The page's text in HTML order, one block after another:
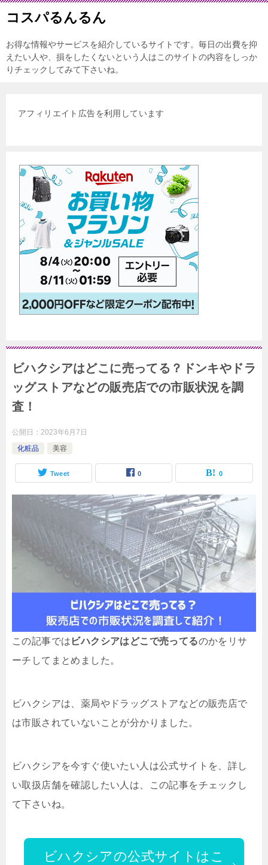
コスパるんるん
お得な情報やサービスを紹介しているサイトです。毎日の出費を抑
えたい人や、損をしたくないという人はこのサイトの内容をしっか
りチェックしてみて下さいね。
アフィリエイト広告を利用しています
ビハクシアはどこに売ってる？ドンキやドラ
ッグストアなどの販売店での市販状況を調
査！
公開日： 2023年6月7日
化粧品
美容
Tweet 0 0
この記事では ビハクシアはどこで売ってるのかをリサ
ーチしてまとめました。
ビハクシアは、薬局やドラッグストアなどの販売店で
は市販されていないことが分かりました。
ビハクシアを今すぐ使いたい人は公式サイトを、詳し
い取扱店舗を確認したい人は、この記事をチェックし
て下さいね。
ビハクシアの公式サイトはこ